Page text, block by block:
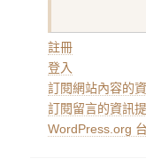
註冊
登入
訂閱網站內容的
訂閱留言的資訊
WordPress.org